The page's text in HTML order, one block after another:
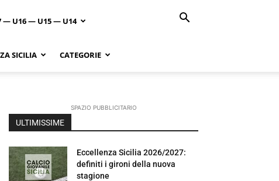
— U16 — U15 — U14
SICILIA CATEGORIE
SPAZIO PUBBLICITARIO
ULTIMISSIME
Eccellenza Sicilia 2026/2027:
definiti i gironi della nuova
stagione